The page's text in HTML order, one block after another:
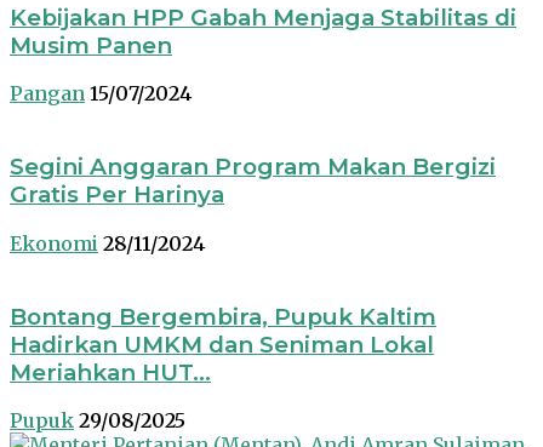
Kebijakan HPP Gabah Menjaga Stabilitas di
Musim Panen
Pangan 15/07/2024
Segini Anggaran Program Makan Bergizi
Gratis Per Harinya
Ekonomi 28/11/2024
Bontang Bergembira, Pupuk Kaltim
Hadirkan UMKM dan Seniman Lokal
Meriahkan HUT...
Pupuk 29/08/2025